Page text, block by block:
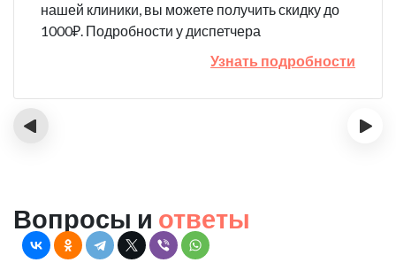
нашей клиники, вы можете получить скидку до
1000₽. Подробности у диспетчера
Узнать подробности
‹ ›
Вопросы и ответы